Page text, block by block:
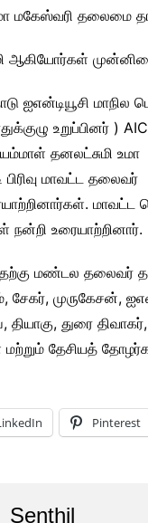
மகேஸ்வரி தலைமை
ஆகியோர்கள்
ஐஎன்டியூசி மாநில
உறுப்பினர் )
தனலட்சுமி உமா
மாவட்ட தலைவர்
மாவட்ட
உரையாற்றினார்.
மண்டல தலைவர்
சேகர், முருகேசன்,
துரை
தேசியத்
Pinterest
Senthil